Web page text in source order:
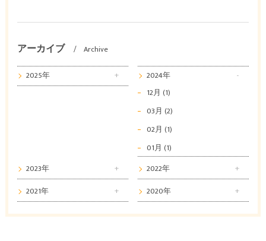
アーカイブ Archive
2025年
2024年
12月 (1)
03月 (2)
02月 (1)
01月 (1)
2023年
2022年
2021年
2020年